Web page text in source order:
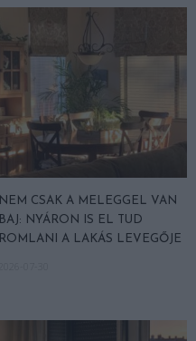
NEM CSAK A MELEGGEL VAN
BAJ: NYÁRON IS EL TUD
ROMLANI A LAKÁS LEVEGŐJE